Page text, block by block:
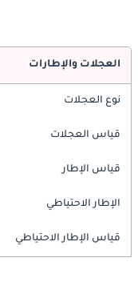
العجلات والإطارات
نوع العجلات
قياس العجلات
قياس الإطار
الإطار الاحتياطي
قياس الإطار الاحتياطي